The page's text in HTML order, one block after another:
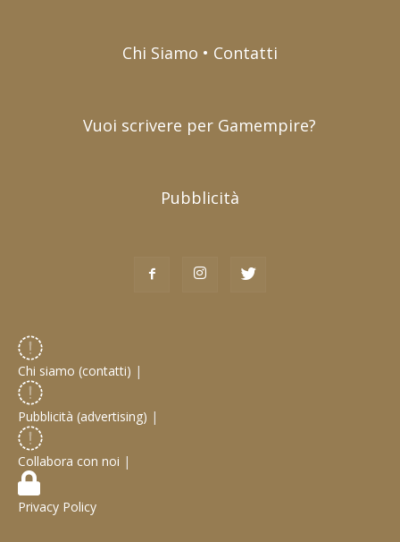
Chi Siamo • Contatti
Vuoi scrivere per Gamempire?
Pubblicità
Chi siamo (contatti) |
Pubblicità (advertising) |
Collabora con noi |
Privacy Policy